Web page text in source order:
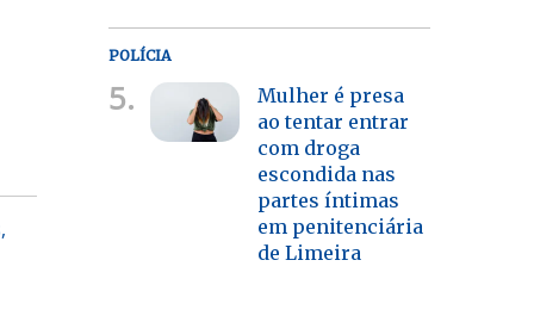
POLÍCIA
5.
Mulher é presa
ao tentar entrar
com droga
escondida nas
partes íntimas
em penitenciária
de Limeira